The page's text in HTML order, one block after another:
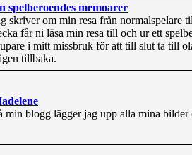
spelberoendes memoarer
skriver om min resa från normalspelare
får ni läsa min resa till och ur ett
i mitt missbruk för att till slut ta till
tillbaka.
min blogg lägger jag upp alla mina